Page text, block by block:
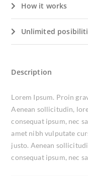
How it works
Unlimited
Description
Lorem Ipsum. Proin
Aenean sollicitudin,
consequat ipsum, nec
amet nibh vulputate
justo. Aenean
consequat ipsum, nec